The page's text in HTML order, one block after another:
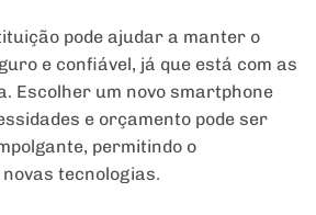
pode ajudar a manter o
e confiável, já que está com as
Escolher um novo smartphone
e orçamento pode ser
permitindo o
tecnologias.